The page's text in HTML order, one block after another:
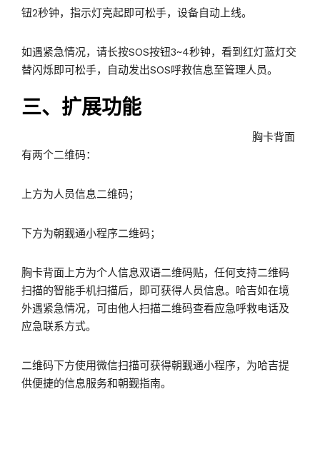
钮2秒钟，指示灯亮起即可松手，设备自动上线。
如遇紧急情况，请长按SOS按钮3~4秒钟，看到红灯蓝灯交
替闪烁即可松手，自动发出SOS呼救信息至管理人员。
三、扩展功能
胸卡背面
有两个二维码：
上方为人员信息二维码；
下方为朝觐通小程序二维码；
胸卡背面上方为个人信息双语二维码贴，任何支持二维码
扫描的智能手机扫描后，即可获得人员信息。哈吉如在境
外遇紧急情况，可由他人扫描二维码查看应急呼救电话及
应急联系方式。
二维码下方使用微信扫描可获得朝觐通小程序，为哈吉提
供便捷的信息服务和朝觐指南。